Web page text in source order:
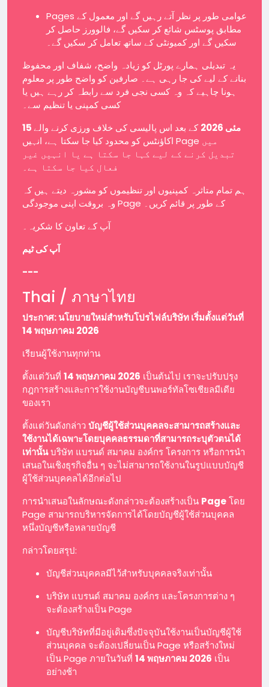
Pages عوامی طور پر نظر آتے رہیں گے اور معمول کے
مطابق پوسٹس شائع کر سکیں گے، فالوورز حاصل کر
سکیں گے اور کمیونٹی کے ساتھ تعامل کر سکیں گے۔
یہ تبدیلی ہمارے پورٹل کو زیادہ واضح، شفاف اور محفوظ
بنانے کے لیے کی جا رہی ہے۔ صارفین کو واضح طور پر معلوم
ہونا چاہیے کہ وہ کسی نجی فرد سے رابطہ کر رہے ہیں یا
کسی کمپنی یا تنظیم سے۔
15 مئی 2026
کے بعد اس پالیسی کی خلاف ورزی کرنے والے
اکاؤنٹس کو محدود کیا جا سکتا ہے، انہیں Page میں
تبدیل کرنے کے لیے کہا جا سکتا ہے یا انہیں غیر
فعال کیا جا سکتا ہے۔
ہم تمام متاثرہ کمپنیوں اور تنظیموں کو مشورہ دیتے ہیں کہ
وہ بروقت اپنی موجودگی Page کے طور پر قائم کریں۔
آپ کے تعاون کا شکریہ۔
آپ کی ٹیم
---
Thai / ภาษาไทย
ประกาศ: นโยบายใหม่สำหรับโปรไฟล์บริษัท เริ่มตั้งแต่วันที่
14 พฤษภาคม 2026
เรียนผู้ใช้งานทุกท่าน
ตั้งแต่วันที่ 14 พฤษภาคม 2026 เป็นต้นไป เราจะปรับปรุง
กฎการสร้างและการใช้งานบัญชีบนพอร์ทัลโซเชียลมีเดีย
ของเรา
ตั้งแต่วันดังกล่าวบัญชีผู้ใช้ส่วนบุคคลจะสามารถสร้างและ
ใช้งานได้เฉพาะโดยบุคคลธรรมดาที่สามารถระบุตัวตนได้
เท่านั้นบริษัท แบรนด์ สมาคม องค์กร โครงการ หรือการนำ
เสนอในเชิงธุรกิจอื่น ๆ จะไม่สามารถใช้งานในรูปแบบบัญชี
ผู้ใช้ส่วนบุคคลได้อีกต่อไป
การนำเสนอในลักษณะดังกล่าวจะต้องสร้างเป็น Pageโดย
Page สามารถบริหารจัดการได้โดยบัญชีผู้ใช้ส่วนบุคคล
หนึ่งบัญชีหรือหลายบัญชี
กล่าวโดยสรุป:
บัญชีส่วนบุคคลมีไว้สำหรับบุคคลจริงเท่านั้น
บริษัท แบรนด์ สมาคม องค์กร และโครงการต่าง ๆ
จะต้องสร้างเป็น Page
บัญชีบริษัทที่มีอยู่เดิมซึ่งปัจจุบันใช้งานเป็นบัญชีผู้ใช้
ส่วนบุคคล จะต้องเปลี่ยนเป็น Page หรือสร้างใหม่
เป็น Page ภายในวันที่ 14 พฤษภาคม 2026 เป็น
อย่างช้า